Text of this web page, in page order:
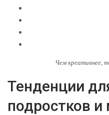
Чем креативнее,
Тенденции
подростков